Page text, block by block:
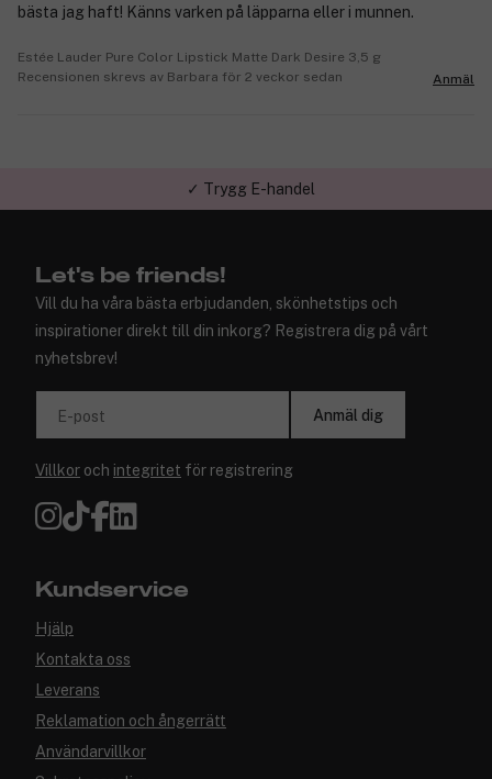
bästa jag haft! Känns varken på läpparna eller i munnen.
Estée Lauder Pure Color Lipstick Matte Dark Desire 3,5 g
Recensionen skrevs av Barbara för 2 veckor sedan
Anmäl
✓ Trygg E-handel
Let's be friends!
Vill du ha våra bästa erbjudanden, skönhetstips och
inspirationer direkt till din inkorg? Registrera dig på vårt
nyhetsbrev!
E-post Anmäl dig
Villkor och integritet för registrering
Kundservice
Hjälp
Kontakta oss
Leverans
Reklamation och ångerrätt
Användarvillkor